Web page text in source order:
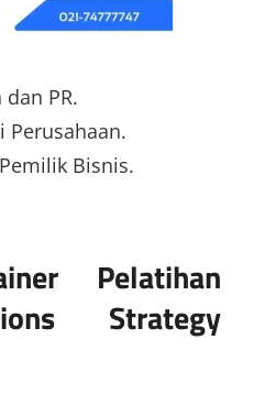
PR.
Perusahaan.
Bisnis.
Pelatihan
Strategy